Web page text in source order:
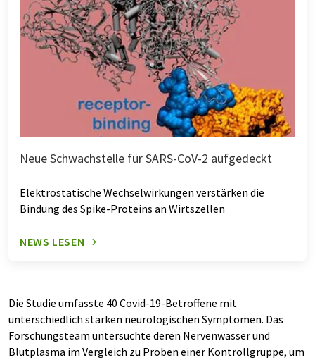
Neue Schwachstelle für SARS-CoV-2 aufgedeckt
Elektrostatische Wechselwirkungen verstärken die
Bindung des Spike-Proteins an Wirtszellen
NEWS LESEN
Die Studie umfasste 40 Covid-19-Betroffene mit
unterschiedlich starken neurologischen Symptomen. Das
Forschungsteam untersuchte deren Nervenwasser und
Blutplasma im Vergleich zu Proben einer Kontrollgruppe, um